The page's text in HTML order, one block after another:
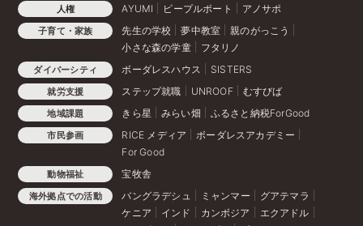
人権 AYUMI ピープルポート アノサポ
子育て・家族 先生の学校 夢中教室
親のがっこう
小さな森の学童
フタリノ
ダイバーシティ ボーダレスハウス SISTERS
就労支援 ステップ就職 UNROOF むすびば
地域課題 きら星 みらい畑 ふるさと納税ForGood
市民参画 RICE メディア
ボーダレスアカデミー
For Good
動物福祉 宝牧舎
海外拠点での活動 バングラデシュ ミャンマー
グアテマラ
ケニア
インド カンボジア
エクアドル